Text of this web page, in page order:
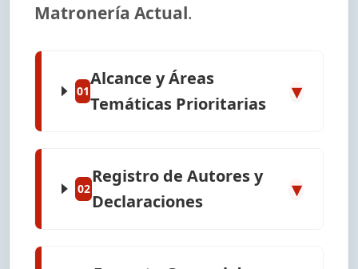
Matronería Actual.
01
Alcance y Áreas
Temáticas Prioritarias
▾
02
Registro de Autores y
Declaraciones
▾